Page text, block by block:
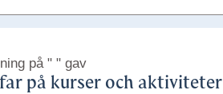
på " " gav
på kurser och aktiviteter